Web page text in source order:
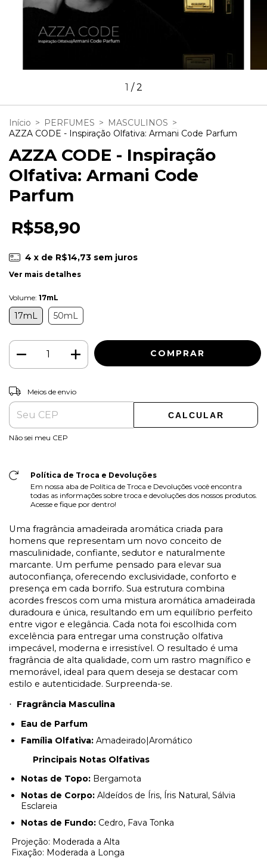
1 /2
Início > PERFUMES > MASCULINOS >
AZZA CODE - Inspiração Olfativa: Armani Code Parfum
AZZA CODE - Inspiração
Olfativa: Armani Code
Parfum
R$58,90
4 x de R$14,73 sem juros
Ver mais detalhes
Volume: 17mL
17mL 50mL
Entregas para o CEP:
Meios de envio
CALCULAR
Não sei meu CEP
Política de Troca e Devoluções
Em nossa aba de Política de Troca e Devoluções você encontra
todas as informações sobre troca e devoluções dos nossos produtos.
Acesse e fique por dentro!
Uma fragrância amadeirada aromática criada para
homens que representam um novo conceito de
masculinidade, confiante, sedutor e naturalmente
marcante. Um perfume pensado para elevar sua
autoconfiança, oferecendo exclusividade, conforto e
presença em cada borrifo. Sua estrutura combina
acordes frescos com uma mistura aromática amadeirada
duradoura e única, resultando em um equilíbrio perfeito
entre vigor e elegância. Cada nota foi escolhida com
excelência para entregar uma construção olfativa
impecável, moderna e irresistível. O resultado é uma
fragrância de alta qualidade, com um rastro magnífico e
memorável, ideal para quem deseja se destacar com
estilo e autenticidade. Surpreenda-se.
·
Fragrância Masculina
Eau de Parfum
Família Olfativa: Amadeirado|Aromático
Principais Notas Olfativas
Notas de Topo: Bergamota
Notas de Corpo: Aldeídos de Íris, Íris Natural, Sálvia
Esclareia
Notas de Fundo: Cedro, Fava Tonka
Projeção: Moderada a Alta
Fixação: Moderada a Longa